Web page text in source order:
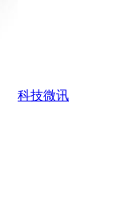
科技微讯